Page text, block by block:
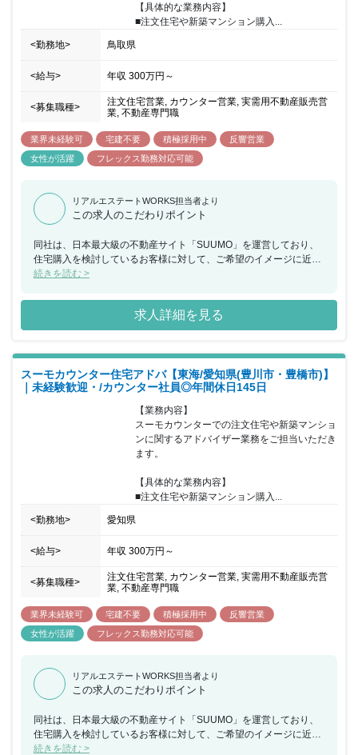
【具体的な業務内容】
■注文住宅や新築マンション購入...
<勤務地> 鳥取県
<給与> 年収 300万円 ～
<募集職種>
注文住宅営業, カウンター営業, 実需用不動産販売営
業, 不動産専門職
業界未経験可 宅建不要 積極採用中
反響営業
女性が活躍
フレックス勤務対応可能
リアルエステートWORKS担当者より
この求人のこだわりポイント
同社は、日本最大級の不動産サイト「SUUMO」を運営しており、
住宅購入を検討しているお客様に対して、ご希望のイメージに近い
住宅・マンションを提供できるハウスメーカーや工務店を無料でご
回、福岡県にてスーモカウンターでの注文住宅や新築マンションに
関するアドバイザー業務をご担当いただける方を募集することとな
りました。お客様はご予約の上来店されるため、1組ごとに2時間程
間に必ずチームで相談する時間を設けているため、不動産未経験の
方でも安心をいただけるような環境であり、チームで協力をしなが
らお客様に向き合いご提案することが可能です。20代～40 代前半
果が出た場合などは、『MVP』『MVT』として表彰を受け、事業の
施策として反映されることもあります。半期毎に紹介数・契約率・
カスタマーアンケートなどを総合的に振り返り、強みを評価し、弱
みは克服方法を一緒に考えています。チームで目標設定の上、達成
続きを読む >
求人詳細を見る
スーモカウンター住宅アドバ【東海/愛知県(豊川市・豊橋市)】
｜未経験歓迎・/カウンター社員◎年間休日145日
【業務内容】
スーモカウンターでの注文住宅や新築マンショ
ンに関するアドバイザー業務をご担当いただき
ます。
【具体的な業務内容】
■注文住宅や新築マンション購入...
<勤務地> 愛知県
<給与> 年収 300万円 ～
<募集職種>
注文住宅営業, カウンター営業, 実需用不動産販売営
業, 不動産専門職
業界未経験可 宅建不要 積極採用中
反響営業
女性が活躍
フレックス勤務対応可能
リアルエステートWORKS担当者より
この求人のこだわりポイント
同社は、日本最大級の不動産サイト「SUUMO」を運営しており、
住宅購入を検討しているお客様に対して、ご希望のイメージに近い
住宅・マンションを提供できるハウスメーカーや工務店を無料でご
続きを読む >